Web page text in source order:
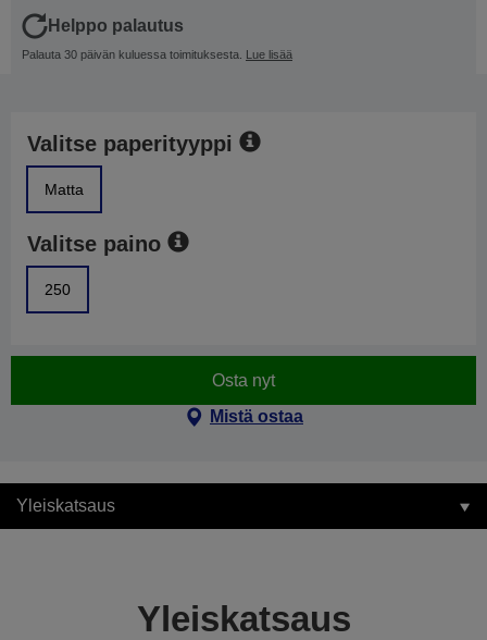
Helppo palautus
Palauta 30 päivän kuluessa toimituksesta. Lue lisää
Valitse paperityyppi
Matta
Valitse paino
250
Osta nyt
Mistä ostaa
Yleiskatsaus
Yleiskatsaus